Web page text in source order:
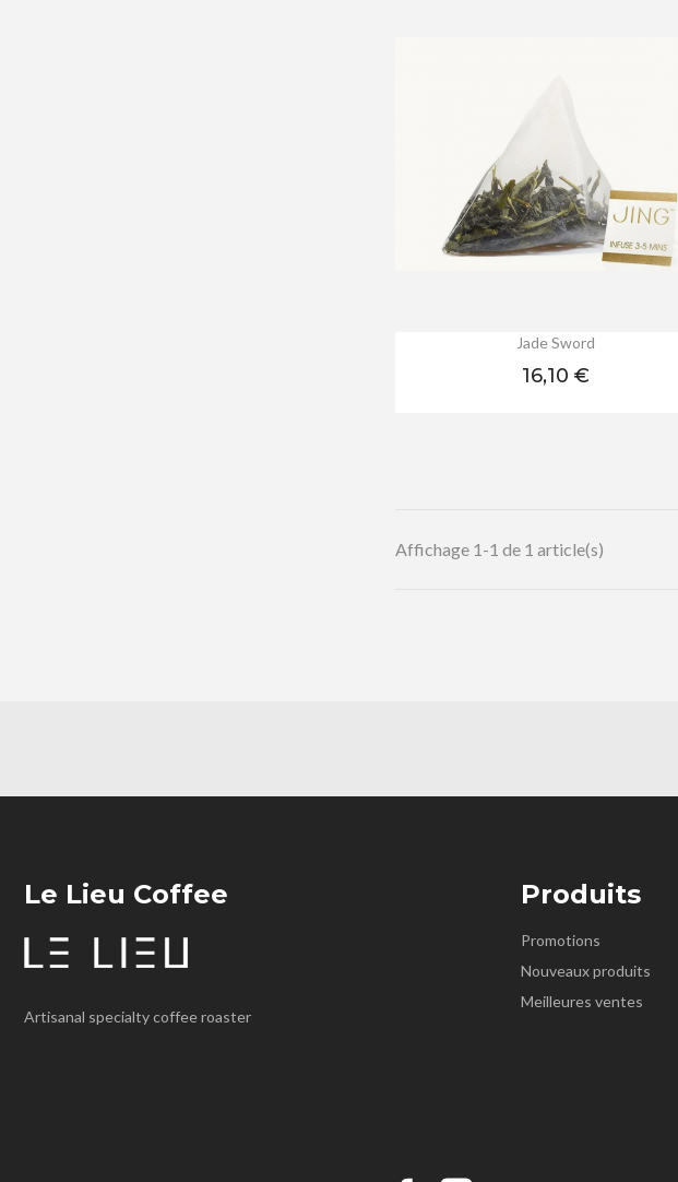
Jade Sword
Prix
16,10 €
Affichage 1-1 de 1 article(s)
Le Lieu Coffee
Artisanal specialty coffee roaster
Produits
Promotions
Nouveaux produits
Meilleures ventes